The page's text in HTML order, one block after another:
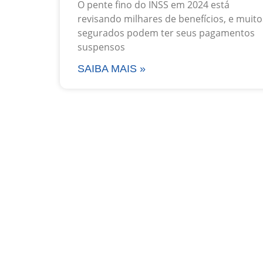
O pente fino do INSS em 2024 está
revisando milhares de benefícios, e
segurados podem ter seus pagamentos
suspensos
SAIBA MAIS »